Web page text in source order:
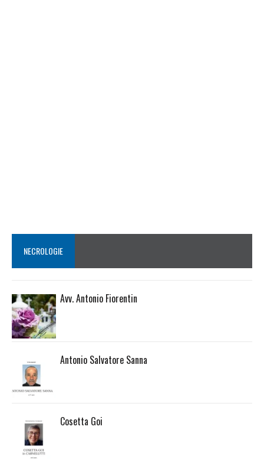
NECROLOGIE
Avv. Antonio Fiorentin
Antonio Salvatore Sanna
Cosetta Goi